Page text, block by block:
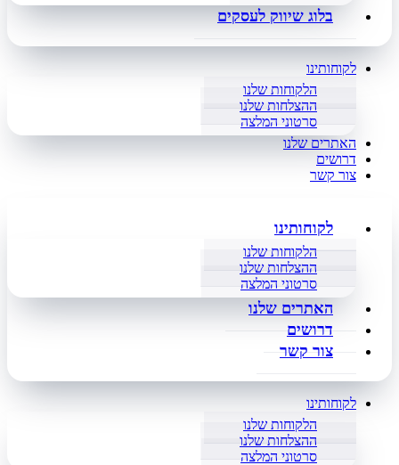
בלוג שיווק לעסקים
לקוחותינו
הלקוחות שלנו
ההצלחות שלנו
סרטוני המלצה
האתרים שלנו
דרושים
צור קשר
לקוחותינו
הלקוחות שלנו
ההצלחות שלנו
סרטוני המלצה
האתרים שלנו
דרושים
צור קשר
לקוחותינו
הלקוחות שלנו
ההצלחות שלנו
סרטוני המלצה